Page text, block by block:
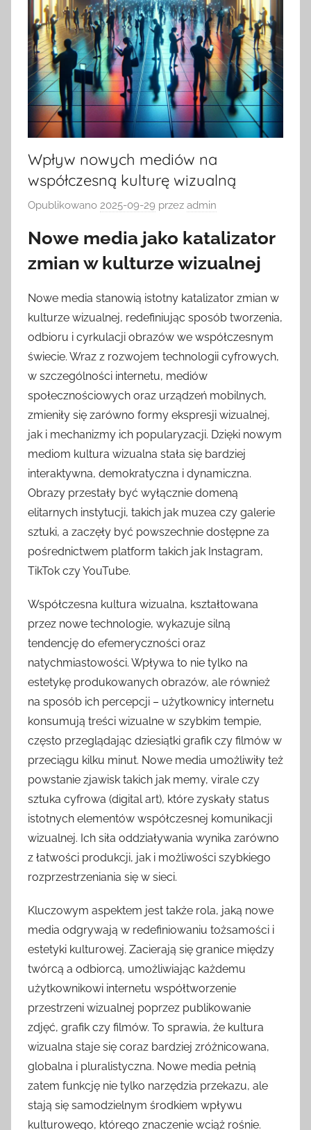
Wpływ nowych mediów na
współczesną kulturę wizualną
Opublikowano 2025-09-29 przez admin
Nowe media jako katalizator
zmian w kulturze wizualnej
Nowe media stanowią istotny katalizator zmian w
kulturze wizualnej, redefiniując sposób tworzenia,
odbioru i cyrkulacji obrazów we współczesnym
świecie. Wraz z rozwojem technologii cyfrowych,
w szczególności internetu, mediów
społecznościowych oraz urządzeń mobilnych,
zmieniły się zarówno formy ekspresji wizualnej,
jak i mechanizmy ich popularyzacji. Dzięki nowym
mediom kultura wizualna stała się bardziej
interaktywna, demokratyczna i dynamiczna.
Obrazy przestały być wyłącznie domeną
elitarnych instytucji, takich jak muzea czy galerie
sztuki, a zaczęły być powszechnie dostępne za
pośrednictwem platform takich jak Instagram,
TikTok czy YouTube.
Współczesna kultura wizualna, kształtowana
przez nowe technologie, wykazuje silną
tendencję do efemeryczności oraz
natychmiastowości. Wpływa to nie tylko na
estetykę produkowanych obrazów, ale również
na sposób ich percepcji – użytkownicy internetu
konsumują treści wizualne w szybkim tempie,
często przeglądając dziesiątki grafik czy filmów w
przeciągu kilku minut. Nowe media umożliwiły też
powstanie zjawisk takich jak memy, virale czy
sztuka cyfrowa (digital art), które zyskały status
istotnych elementów współczesnej komunikacji
wizualnej. Ich siła oddziaływania wynika zarówno
z łatwości produkcji, jak i możliwości szybkiego
rozprzestrzeniania się w sieci.
Kluczowym aspektem jest także rola, jaką nowe
media odgrywają w redefiniowaniu tożsamości i
estetyki kulturowej. Zacierają się granice między
twórcą a odbiorcą, umożliwiając każdemu
użytkownikowi internetu współtworzenie
przestrzeni wizualnej poprzez publikowanie
zdjęć, grafik czy filmów. To sprawia, że kultura
wizualna staje się coraz bardziej zróżnicowana,
globalna i pluralistyczna. Nowe media pełnią
zatem funkcję nie tylko narzędzia przekazu, ale
stają się samodzielnym środkiem wpływu
kulturowego, którego znaczenie wciąż rośnie.